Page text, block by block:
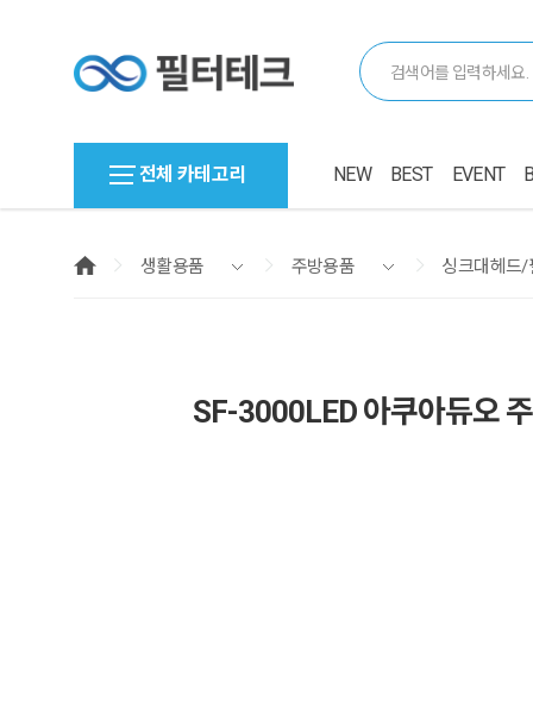
전체 카테고리 NEW BEST EVENT
생활용품 주방용품 싱크대헤드/
SF-3000LED 아쿠아듀오